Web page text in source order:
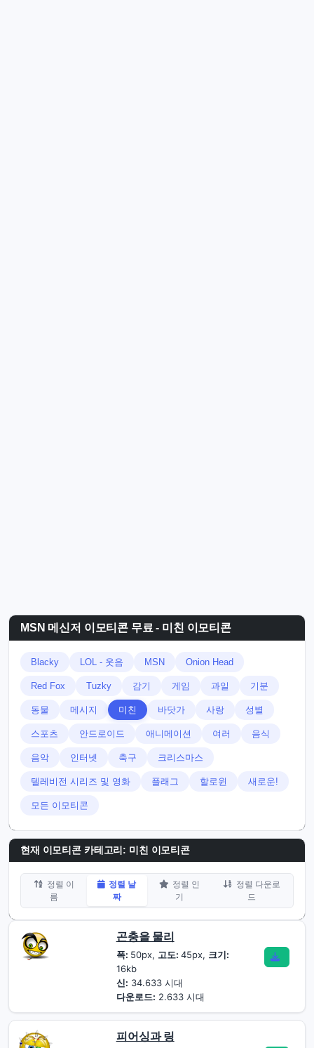
MSN 메신저 이모티콘 무료 - 미친 이모티콘
Blacky LOL - 웃음 MSN Onion Head
Red Fox Tuzky 감기 게임 과일 기분
동물 메시지 미친 바닷가 사랑 성별
스포츠 안드로이드 애니메이션 여러 음식
음악 인터넷 축구 크리스마스
텔레비전 시리즈 및 영화 플래그 할로윈 새로운!
모든 이모티콘
현재 이모티콘 카테고리: 미친 이모티콘
정렬 이
름
정렬 날
짜
정렬 인
기
정렬 다운로
드
곤충을 물리
폭: 50px, 고도: 45px, 크기:
16kb
신: 34.633 시대
다운로드: 2.633 시대
피어싱과 링